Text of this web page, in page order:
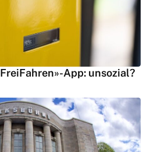
App: unsozial?